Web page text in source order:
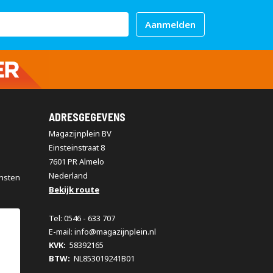
Aanmelden
ADRESGEGEVENS
Magazijnplein BV
Einsteinstraat 8
7601 PR Almelo
Nederland
Bekijk route
Tel: 0546 - 633 707
E-mail: info@magazijnplein.nl
KVK: 58392165
BTW: NL853019241B01